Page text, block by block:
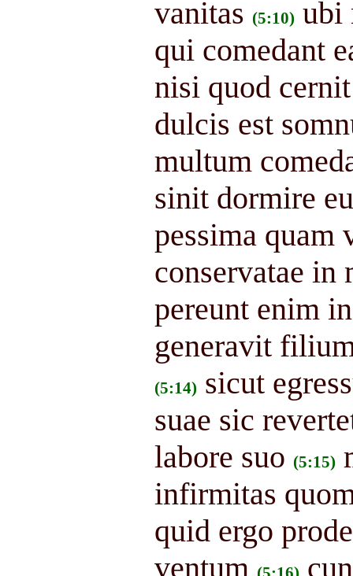
vanitas (5:10) ubi
qui comedant
nisi quod
dulcis est
multum
sinit dormire
pessima quam
conservatae in
pereunt enim
generavit
(5:14) sicut
suae sic
labore suo (5:15)
infirmitas
quid ergo
ventum